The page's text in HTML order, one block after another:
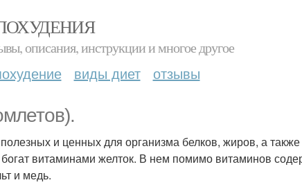
описания, инструкции и многое другое
виды диет отзывы
и ценных для организма белков, жиров, а
витаминами желток. В нем помимо витаминов
и медь.